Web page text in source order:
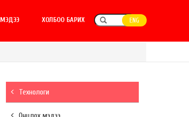
МЭДЭЭ ХОЛБОО БАРИХ ENG
Технологи